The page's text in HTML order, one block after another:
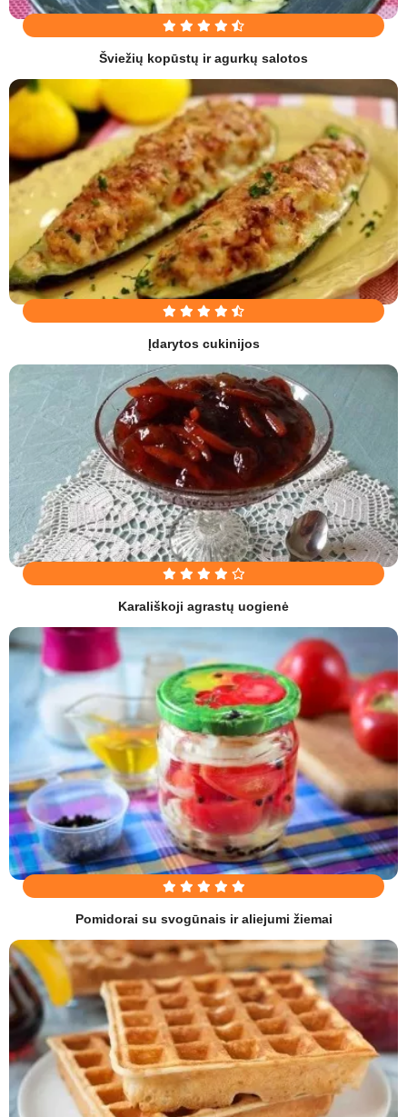
Šviežių kopūstų ir agurkų salotos
Įdarytos cukinijos
Karališkoji agrastų uogienė
Pomidorai su svogūnais ir aliejumi žiemai